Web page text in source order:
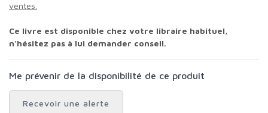
ventes.
Ce livre est disponible chez votre libraire habituel,
n'hésitez pas à lui demander conseil.
Me prévenir de la disponibilité de ce produit
Recevoir une alerte